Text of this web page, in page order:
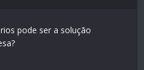
pode ser a solução